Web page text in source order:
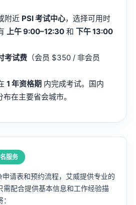
附近 PSI 考试中心，选择可用时
上午 9:00–12:30和 下午 13:00
考试费（会员 $350 / 非会员
1 年资格期内完成考试。国内
在主要省会城市。
服务
请表和预约流程，艾威提供专业的
需配合提供基本信息和工作经验描